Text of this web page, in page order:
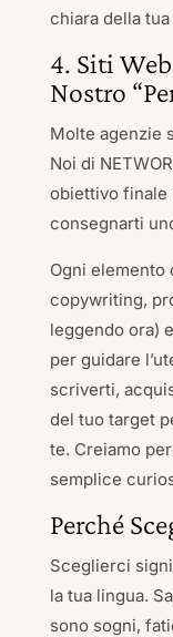
chiara della
4. Siti
Nostro
Molte agenzie
Noi di
obiettivo finale
consegnarti
Ogni elemento
copywriting,
leggendo ora)
per guidare
scriverti,
del tuo target
te. Creiamo
semplice
Perché
Sceglierci
la tua lingua.
sono sogni,